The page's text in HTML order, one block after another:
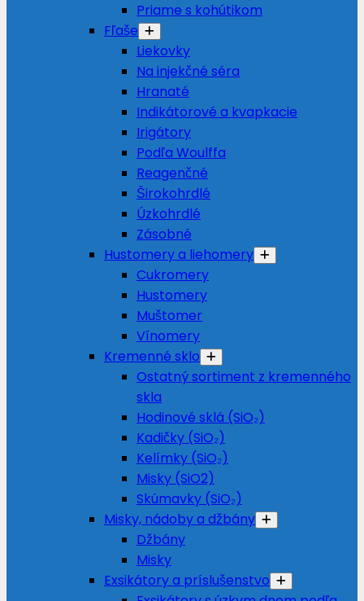
Priame s kohútikom
Fľaše
Liekovky
Na injekčné séra
Hranaté
Indikátorové a kvapkacie
Irigátory
Podľa Woulffa
Reagenčné
Širokohrdlé
Úzkohrdlé
Zásobné
Hustomery a liehomery
Cukromery
Hustomery
Muštomer
Vínomery
Kremenné sklo
Ostatný sortiment z kremenného
skla
Hodinové sklá (SiO₂)
Kadičky (SiO₂)
Kelímky (SiO₂)
Misky (SiO2)
Skúmavky (SiO₂)
Misky, nádoby a džbány
Džbány
Misky
Exsikátory a príslušenstvo